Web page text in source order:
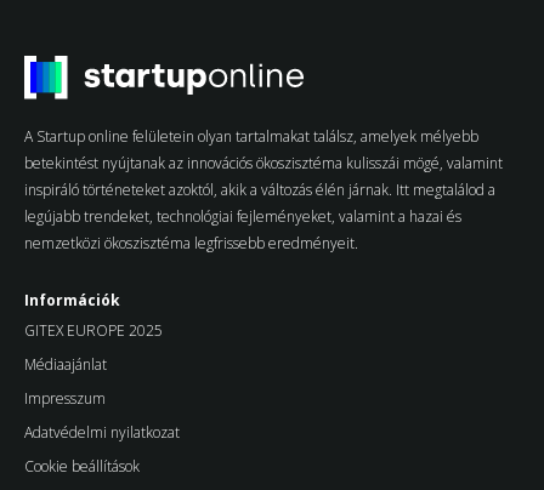
A Startup online felületein olyan tartalmakat találsz, amelyek mélyebb
betekintést nyújtanak az innovációs ökoszisztéma kulisszái mögé, valamint
inspiráló történeteket azoktól, akik a változás élén járnak. Itt megtalálod a
legújabb trendeket, technológiai fejleményeket, valamint a hazai és
nemzetközi ökoszisztéma legfrissebb eredményeit.
Információk
GITEX EUROPE 2025
Médiaajánlat
Impresszum
Adatvédelmi nyilatkozat
Cookie beállítások